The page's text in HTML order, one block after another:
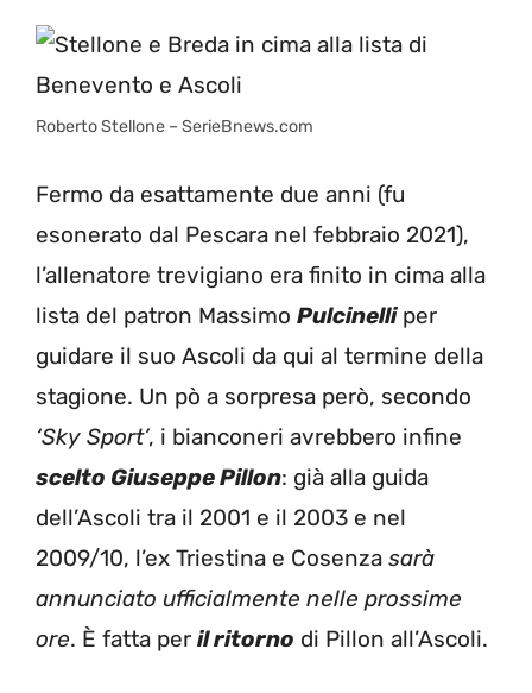
Roberto Stellone – SerieBnews.com
Fermo da esattamente due anni (fu
esonerato dal Pescara nel febbraio 2021),
l’allenatore trevigiano era finito in cima alla
lista del patron Massimo Pulcinelliper
guidare il suo Ascoli da qui al termine della
stagione. Un pò a sorpresa però, secondo
‘Sky Sport’, i bianconeri avrebbero infine
scelto Giuseppe Pillon: già alla guida
dell’Ascoli tra il 2001 e il 2003 e nel
2009/10, l’ex Triestina e Cosenza sarà
annunciato ufficialmente nelle prossime
ore. È fatta per il ritorno di Pillon all’Ascoli.